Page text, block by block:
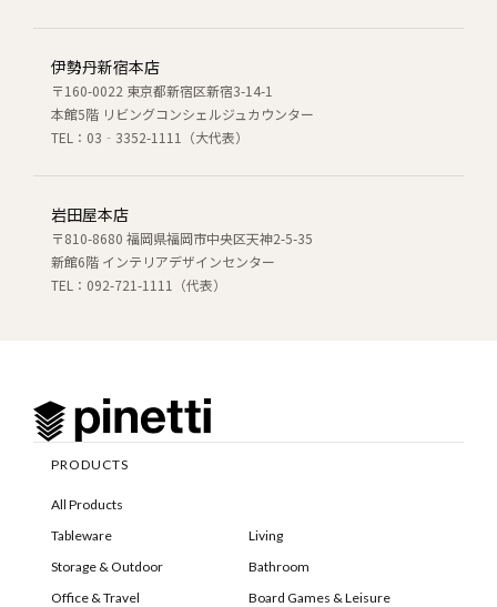
伊勢丹新宿本店
〒160-0022 東京都新宿区新宿3-14-1
本館5階 リビングコンシェルジュカウンター
TEL：03‐3352-1111（大代表）
岩田屋本店
〒810-8680 福岡県福岡市中央区天神2-5-35
新館6階 インテリアデザインセンター
TEL：092-721-1111（代表）
PRODUCTS
All Products
Tableware
Living
Storage & Outdoor
Bathroom
Office & Travel
Board Games & Leisure